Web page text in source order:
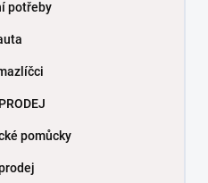
potřeby
pomůcky